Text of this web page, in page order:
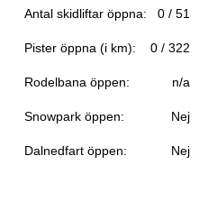
Antal skidliftar öppna: 0 / 51
Pister öppna (i km): 0 / 322
Rodelbana öppen: n/a
Snowpark öppen: Nej
Dalnedfart öppen: Nej